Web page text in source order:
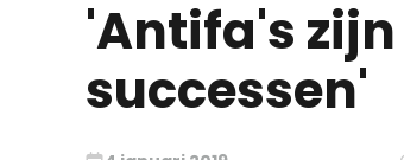
'Antifa's
successen'